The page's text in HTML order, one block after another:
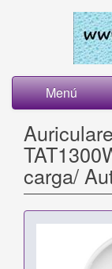
Menú
carga/